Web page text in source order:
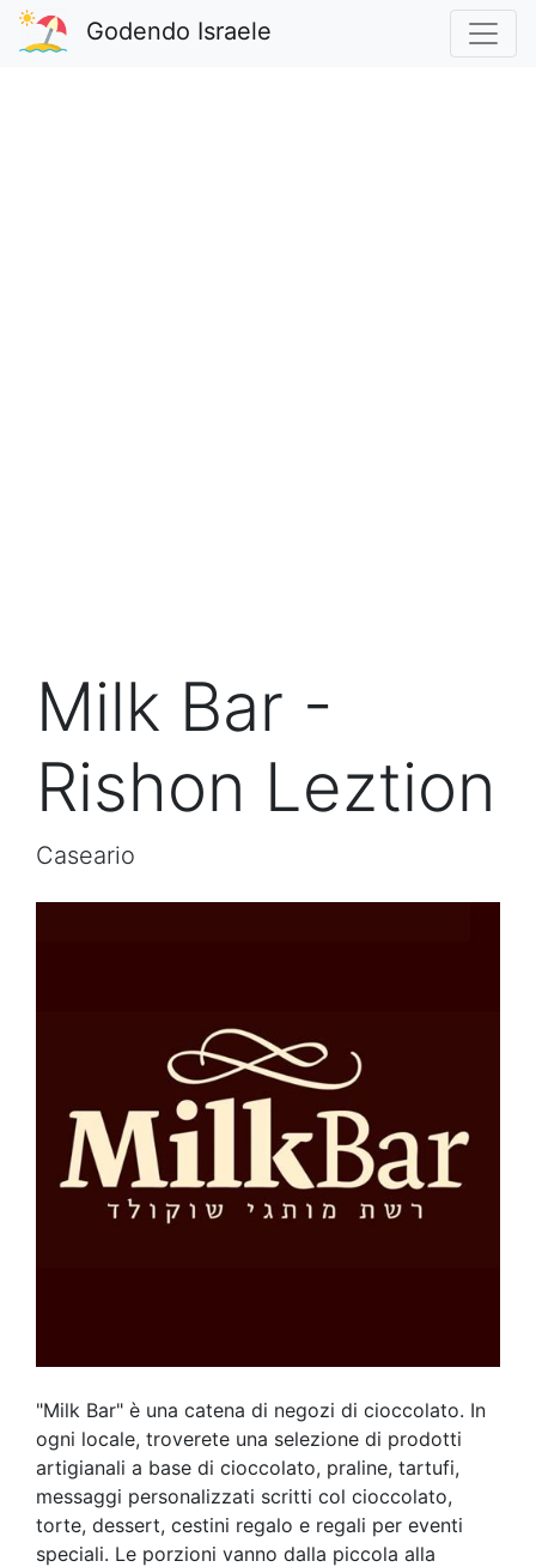
Godendo Israele
Milk Bar -
Rishon Leztion
Caseario
"Milk Bar" è una catena di negozi di cioccolato. In
ogni locale, troverete una selezione di prodotti
artigianali a base di cioccolato, praline, tartufi,
messaggi personalizzati scritti col cioccolato,
torte, dessert, cestini regalo e regali per eventi
speciali. Le porzioni vanno dalla piccola alla